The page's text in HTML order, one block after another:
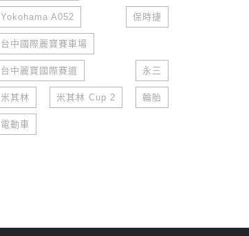
Yokohama A052 保時捷
台中國際麗寶賽車場
台中麗寶國際賽道 永三
米其林 米其林 Cup 2 輪胎
電動車